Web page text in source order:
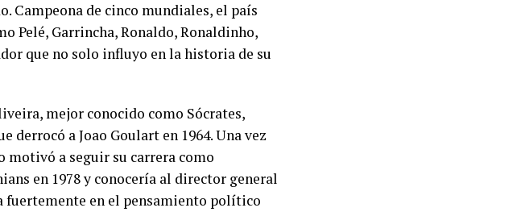
Campeona de cinco mundiales, el país
Pelé, Garrincha, Ronaldo, Ronaldinho,
que no solo influyo en la historia de su
mejor conocido como Sócrates,
a Joao Goulart en 1964. Una vez
motivó a seguir su carrera como
en 1978 y conocería al director general
en el pensamiento político